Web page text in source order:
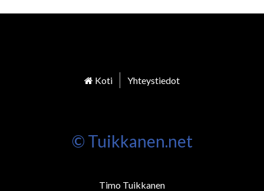
Koti Yhteystiedot
© Tuikkanen.net
Timo Tuikkanen